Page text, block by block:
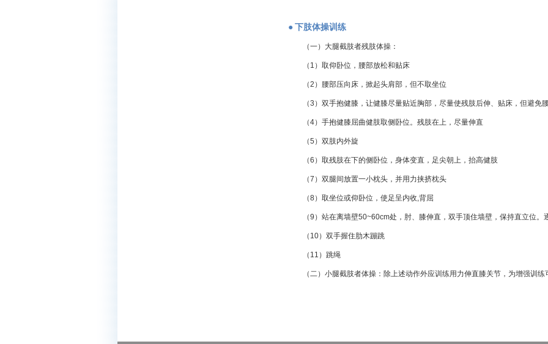
●下肢体操训练
（一）大腿截肢者残肢体操：
（1）取仰卧位，腰部放松和贴床
（2）腰部压向床，掀起头肩部，但不取坐位
（3）双手抱健膝，让健膝尽量贴近胸部，尽量使残肢后伸、贴床，但避免
（4）手抱健膝屈曲健肢取侧卧位。残肢在上，尽量伸直
（5）双肢内外旋
（6）取残肢在下的侧卧位，身体变直，足尖朝上，抬高健肢
（7）双腿间放置一小枕头，并用力挟挤枕头
（8）取坐位或仰卧位，使足呈内收,背屈
（9）站在离墙壁50~60cm处，肘、膝伸直，双手顶住墙壁，保持直立位
（10）双手握住肋木蹦跳
（11）跳绳
（二）小腿截肢者体操：除上述动作外应训练用力伸直膝关节，为增强训